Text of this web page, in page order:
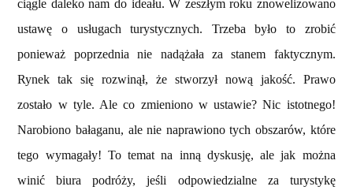
ciągle daleko nam do ideału. W zeszłym roku znowelizowano
ustawę o usługach turystycznych. Trzeba było to zrobić
ponieważ poprzednia nie nadążała za stanem faktycznym.
Rynek tak się rozwinął, że stworzył nową jakość. Prawo
zostało w tyle. Ale co zmieniono w ustawie? Nic istotnego!
Narobiono bałaganu, ale nie naprawiono tych obszarów, które
tego wymagały! To temat na inną dyskusję, ale jak można
winić biura podróży, jeśli odpowiedzialne za turystykę